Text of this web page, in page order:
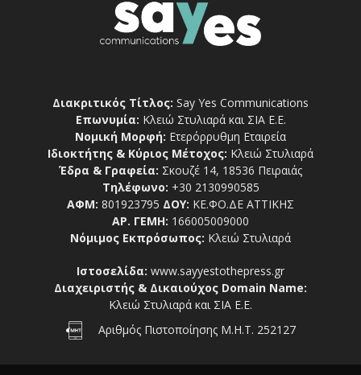
Διακριτικός Τίτλος: Say Yes Communications
Επωνυμία: Κλειώ Στυλιαρά και ΣΙΑ Ε.Ε.
Νομική Μορφή: Ετερόρρυθμη Εταιρεία
Ιδιοκτήτης & Κύριος Μέτοχος: Κλειώ Στυλιαρά
Έδρα & Γραφεία: Σκουζέ 14, 18536 Πειραιάς
Τηλέφωνο: +30 2130990585
ΑΦΜ: 801923795 ΔΟΥ: ΚΕ.ΦΟ.ΔΕ ΑΤΤΙΚΗΣ
ΑΡ. ΓΕΜΗ: 166005009000
Νόμιμος Εκπρόσωπος: Κλειώ Στυλιαρά
Ιστοσελίδα: www.sayyestothepress.gr
Διαχειριστής & Δικαιούχος Domain Name:
Κλειώ Στυλιαρά και ΣΙΑ Ε.Ε.
Αριθμός Πιστοποίησης Μ.Η.Τ. 252127